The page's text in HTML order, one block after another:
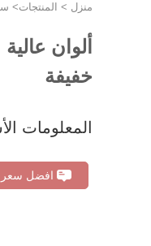
منزل > المنتجات>
ألوان
خفيفة
المعلومات
افضل سعر